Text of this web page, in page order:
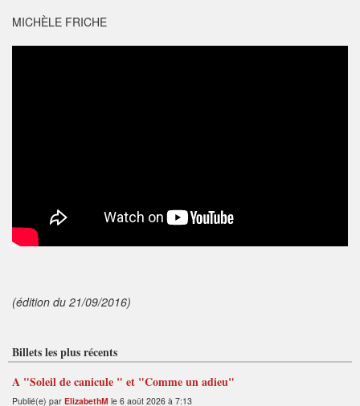
MICHÈLE FRICHE
(édition du 21/09/2016)
Billets les plus récents
A "Soleil de canicule " et "Comme un adieu"
Publié(e) par ElizabethM le 6 août 2026 à 7:13